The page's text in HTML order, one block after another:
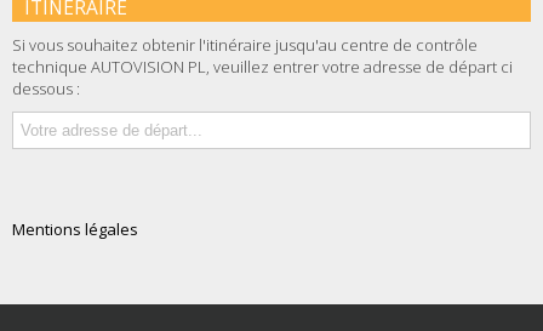
ITINÉRAIRE
Si vous souhaitez obtenir l'itinéraire jusqu'au centre de contrôle
technique AUTOVISION PL, veuillez entrer votre adresse de départ ci
dessous :
Mentions légales